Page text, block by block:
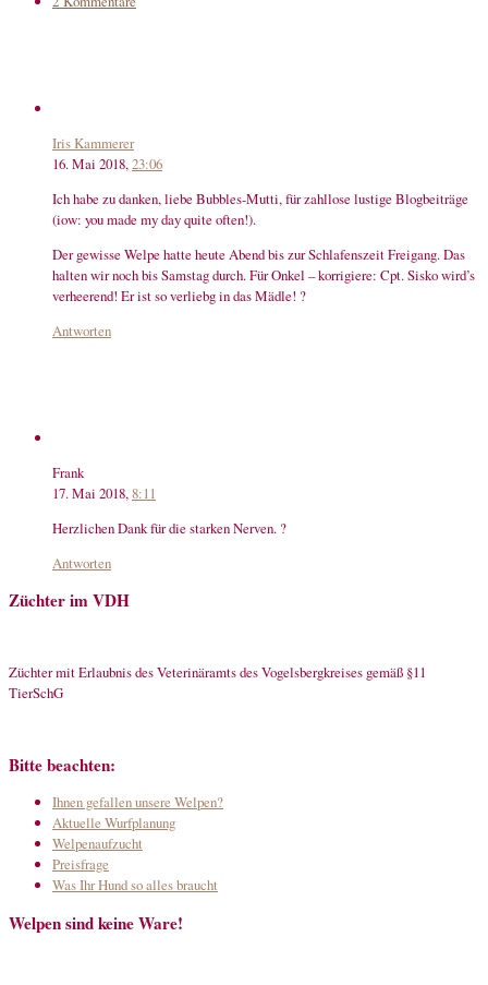
Iris Kammerer
16. Mai 2018,23:06
Ich habe zu danken, liebe Bubbles-Mutti, für zahllose lustige Blogbeiträge
(iow: you made my day quite often!).
Der gewisse Welpe hatte heute Abend bis zur Schlafenszeit Freigang. Das
halten wir noch bis Samstag durch. Für Onkel – korrigiere: Cpt. Sisko wird’s
verheerend! Er ist so verliebg in das Mädle! ?
Antworten
Frank
17. Mai 2018,8:11
Herzlichen Dank für die starken Nerven. ?
Antworten
Züchter im VDH
Züchter mit Erlaubnis des Veterinäramts des Vogelsbergkreises gemäß §11
TierSchG
Bitte beachten:
Ihnen gefallen unsere Welpen?
Aktuelle Wurfplanung
Welpenaufzucht
Preisfrage
Was Ihr Hund so alles braucht
Welpen sind keine Ware!